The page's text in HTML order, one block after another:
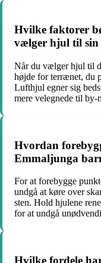
Hvilke faktorer
vælger hjul til sin
Når du vælger hjul til
højde for terrænet, du
Lufthjul egner sig
mere velegnede til by-
Hvordan
Emmaljunga
For at forebygge
undgå at køre over
sten. Hold hjulene
for at undgå
Hvilke fordele